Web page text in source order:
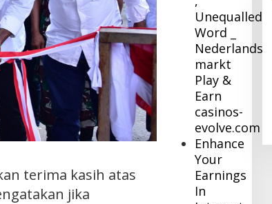
terima kasih atas
jika
Unequalled
Word _
Nederlandse
markt
Play &
Earn
casinos-
evolve.com
Enhance
Your
Earnings
In
Pj Bupati Inhil Sambangi BNPB,
Konsultasi Dana Hibah Rehabilitasi
dan Konstruksi Pascabencana
In Daerah December 8, 2023